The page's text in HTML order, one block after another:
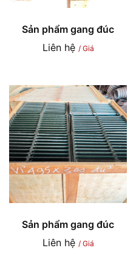
Sản phẩm gang đúc
Liên hệ / Giá
Sản phẩm gang đúc
Liên hệ / Giá